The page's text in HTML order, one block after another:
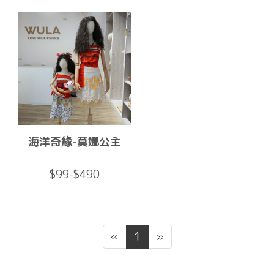
海洋奇緣-莫娜公主
$99-$490
« 1 »